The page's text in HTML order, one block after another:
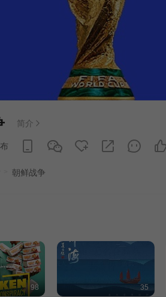
简介
朝鲜战争
98 35